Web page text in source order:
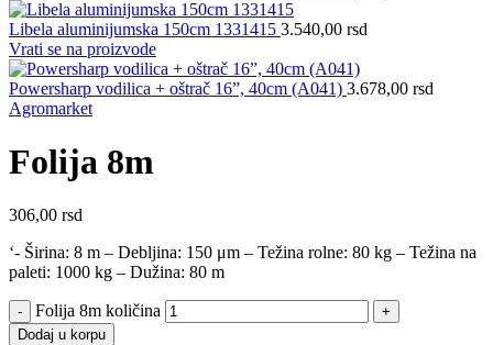
Libela aluminijumska 150cm 1331415 3.540,00 rsd
Vrati se na proizvode
Powersharp vodilica + oštrač 16”, 40cm (A041) 3.678,00 rsd
Agromarket
Folija 8m
306,00 rsd
‘- Širina: 8 m – Debljina: 150 μm – Težina rolne: 80 kg – Težina na
paleti: 1000 kg – Dužina: 80 m
Folija 8m količina
Dodaj u korpu